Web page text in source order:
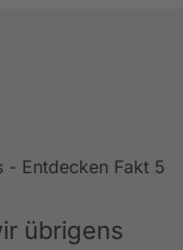
übrigens